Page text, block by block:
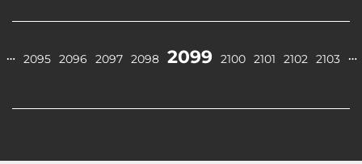
… 2095 2096 2097 2098 2099 2100 2101 2102 2103 …